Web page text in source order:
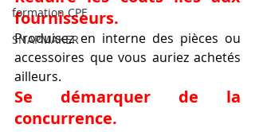
formation CPF
SNAPMAKER
fournisseurs.
Produisez en interne des pièces ou
accessoires que vous auriez achetés
ailleurs.
Se démarquer de la
concurrence.